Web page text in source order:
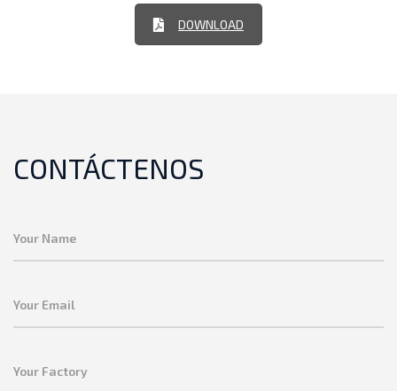
DOWNLOAD
CONTÁCTENOS